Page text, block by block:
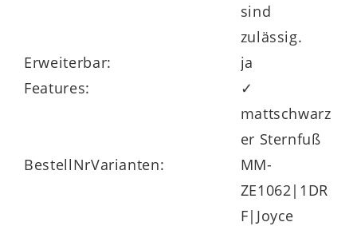
sind
zulässig.
Erweiterbar:
ja
Features:
✓
mattschwarz
er Sternfuß
BestellNrVarianten:
MM-
ZE1062|1DR
F|Joyce